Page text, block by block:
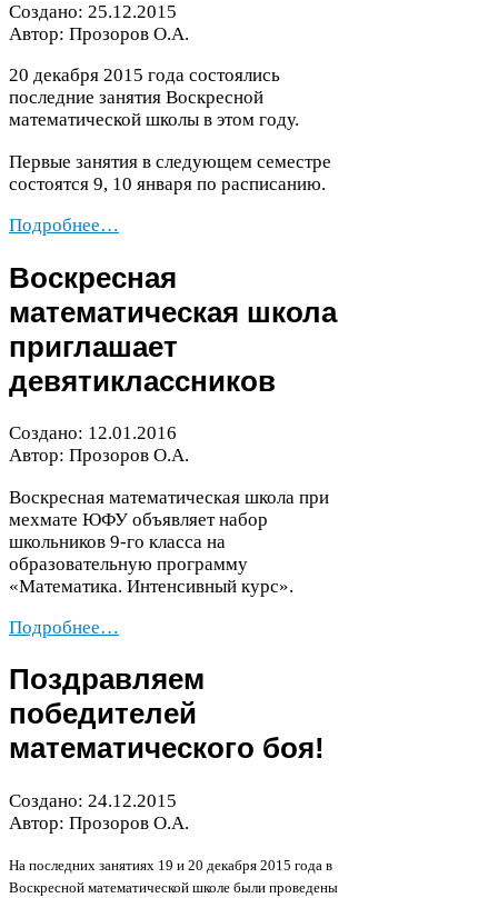
Создано: 25.12.2015
Автор: Прозоров О.А.
20 декабря 2015 года состоялись
последние занятия Воскресной
математической школы в этом году.
Первые занятия в следующем семестре
состоятся 9, 10 января по расписанию.
Подробнее…
Воскресная
математическая школа
приглашает
девятиклассников
Создано: 12.01.2016
Автор: Прозоров О.А.
Воскресная математическая школа при
мехмате ЮФУ объявляет набор
школьников 9-​го класса на
образовательную программу
«Математика. Интенсивный курс».
Подробнее…
Поздравляем
победителей
математического боя!
Создано: 24.12.2015
Автор: Прозоров О.А.
На последних занятиях 19 и 20 декабря 2015 года в
Воскресной математической школе были проведены